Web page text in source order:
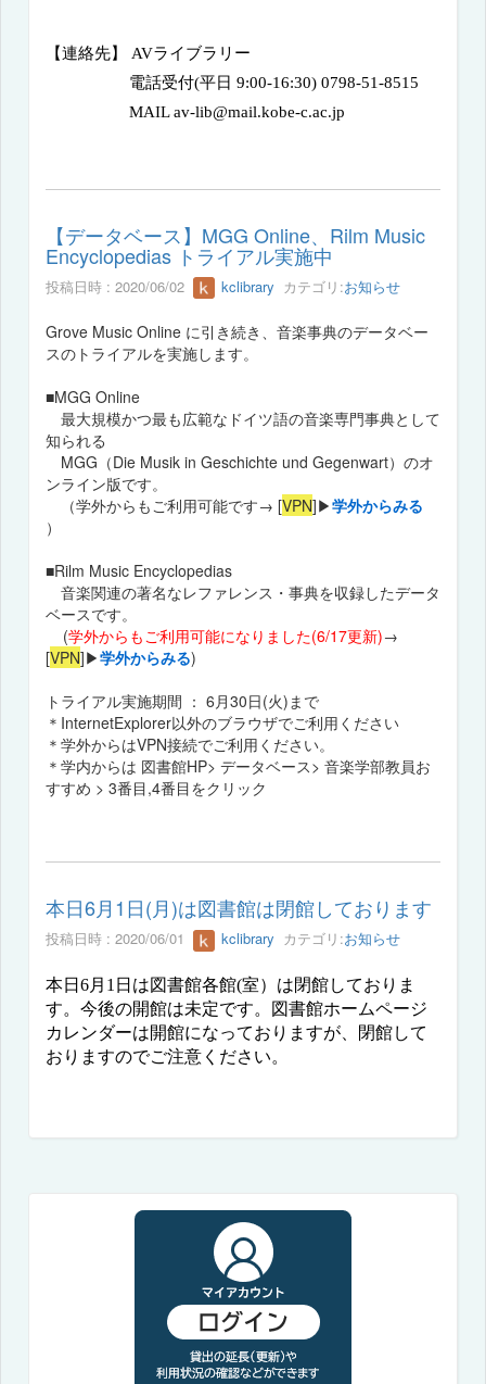
【連絡先】 AVライブラリー
電話受付(平日 9:00-16:30)0798-51-8515
MAILav-lib@mail.kobe-c.ac.jp
【データベース】MGG Online、Rilm Music
Encyclopedias トライアル実施中
投稿日時 : 2020/06/02 kclibrary カテゴリ:お知らせ
Grove Music Online に引き続き、音楽事典のデータベー
スのトライアルを実施します。
■MGG Online
最大規模かつ最も広範なドイツ語の音楽専門事典として
知られる
MGG（Die Musik in Geschichte und Gegenwart）のオ
ンライン版です。
（学外からもご利用可能です→ [VPN]▶学外からみる
）
■Rilm Music Encyclopedias
音楽関連の著名なレファレンス・事典を収録したデータ
ベースです。
(学外からもご利用可能になりました(6/17更新)→
[VPN]▶学外からみる)
トライアル実施期間 ： 6月30日(火)まで
＊InternetExplorer以外のブラウザでご利用ください
＊学外からはVPN接続でご利用ください。
＊学内からは 図書館HP> データベース> 音楽学部教員お
すすめ > 3番目,4番目をクリック
本日6月1日(月)は図書館は閉館しております
投稿日時 : 2020/06/01 kclibrary カテゴリ:お知らせ
本日6月 1 日は図書館各館(室）は閉館しておりま
す。今後の開館は未定です。
図書館ホームページ
カレンダーは開館になっておりますが、閉館して
おりますのでご注意ください。